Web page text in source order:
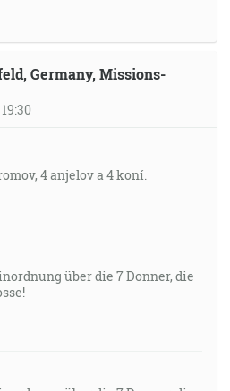
Germany, Missions-
4 anjelov a 4 koní.
über die 7 Donner, die